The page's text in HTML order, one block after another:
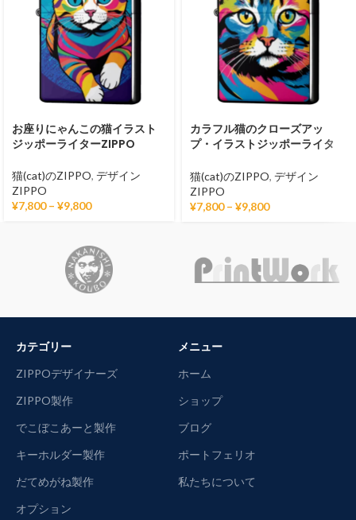
お座りにゃんこの猫イラスト
ジッポーライターZIPPO
猫(cat)のZIPPO, デザイン
ZIPPO
¥7,800 – ¥9,800
カラフル猫のクローズアッ
プ・イラストジッポーライタ
猫(cat)のZIPPO, デザイン
ZIPPO
¥7,800 – ¥9,800
カテゴリー
ZIPPOデザイナーズ
ZIPPO製作
でこぼこあーと製作
キーホルダー製作
だてめがね製作
オプション
メニュー
ホーム
ショップ
ブログ
ポートフェリオ
私たちについて